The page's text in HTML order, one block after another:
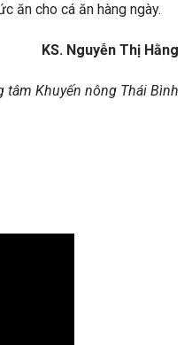
ăn cho cá ăn hàng ngày.
KS. Nguyễn Thị Hằng
tâm Khuyến nông Thái Bình